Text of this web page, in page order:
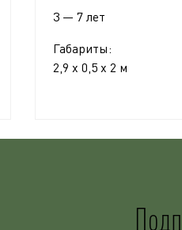
3 — 7 лет
Габариты:
2,9 x 0,5 x 2 м